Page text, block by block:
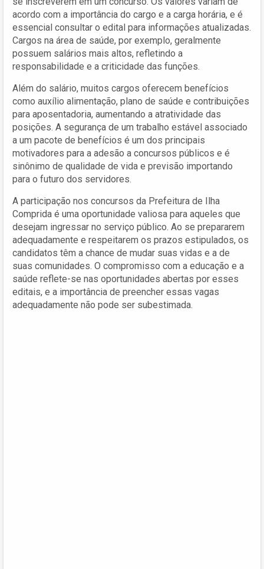
acordo com a importância do cargo e a carga horária, e é
essencial consultar o edital para informações atualizadas.
Cargos na área de saúde, por exemplo, geralmente
possuem salários mais altos, refletindo a
responsabilidade e a criticidade das funções.
Além do salário, muitos cargos oferecem benefícios
como auxílio alimentação, plano de saúde e contribuições
para aposentadoria, aumentando a atratividade das
posições. A segurança de um trabalho estável associado
a um pacote de benefícios é um dos principais
motivadores para a adesão a concursos públicos e é
sinônimo de qualidade de vida e previsão importando
para o futuro dos servidores.
A participação nos concursos da Prefeitura de Ilha
Comprida é uma oportunidade valiosa para aqueles que
desejam ingressar no serviço público. Ao se prepararem
adequadamente e respeitarem os prazos estipulados, os
candidatos têm a chance de mudar suas vidas e a de
suas comunidades. O compromisso com a educação e a
saúde reflete-se nas oportunidades abertas por esses
editais, e a importância de preencher essas vagas
adequadamente não pode ser subestimada.